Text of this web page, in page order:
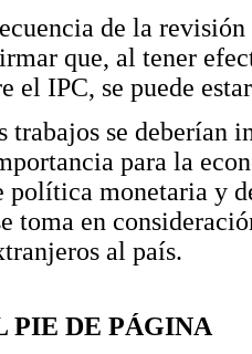
de la
que, al tener
el IPC, se puede
trabajos se deberían
para la
política monetaria y
toma en
al país.
PIE DE PÁGINA